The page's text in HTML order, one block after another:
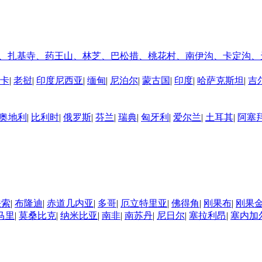
扎基寺、药王山、林芝、巴松措、桃花村、南伊沟、卡定沟
| 老挝| 印度尼西亚| 缅甸| 尼泊尔| 蒙古国| 印度| 哈萨克斯坦 | 吉
地利 | 比利时| 俄罗斯| 芬兰| 瑞典| 匈牙利 | 爱尔兰| 土耳其| 阿塞
| 布隆迪| 赤道几内亚| 多哥| 厄立特里亚| 佛得角| 刚果布| 刚果
里| 莫桑比克| 纳米比亚| 南非| 南苏丹| 尼日尔| 塞拉利昂| 塞内加